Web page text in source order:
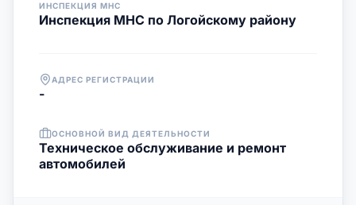
ИНСПЕКЦИЯ МНС
Инспекция МНС по Логойскому району
АДРЕС РЕГИСТРАЦИИ
-
ОСНОВНОЙ ВИД ДЕЯТЕЛЬНОСТИ
Техническое обслуживание и ремонт
автомобилей